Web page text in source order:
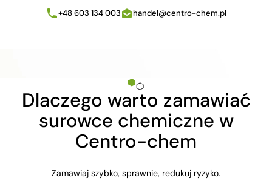
+48 603 134 003 handel@centro-chem.pl
Dlaczego warto zamawiać
surowce chemiczne w
Centro-chem
Zamawiaj szybko, sprawnie, redukuj ryzyko.